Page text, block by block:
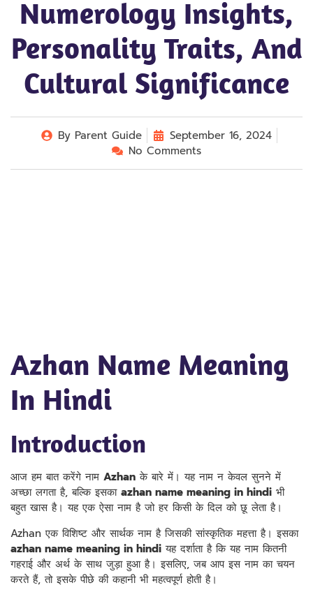
Numerology Insights,
Personality Traits, And
Cultural Significance
ByParent Guide
September 16, 2024
No Comments
Azhan Name Meaning
In Hindi
Introduction
आज हम बात करेंगे नाम Azhan के बारे में। यह नाम न केवल सुनने में
अच्छा लगता है, बल्कि इसका azhan name meaning in hindi भी
बहुत खास है। यह एक ऐसा नाम है जो हर किसी के दिल को छू लेता है।
Azhan एक विशिष्ट और सार्थक नाम है जिसकी सांस्कृतिक महत्ता है। इसका
azhan name meaning in hindi यह दर्शाता है कि यह नाम कितनी
गहराई और अर्थ के साथ जुड़ा हुआ है। इसलिए, जब आप इस नाम का चयन
करते हैं, तो इसके पीछे की कहानी भी महत्वपूर्ण होती है।